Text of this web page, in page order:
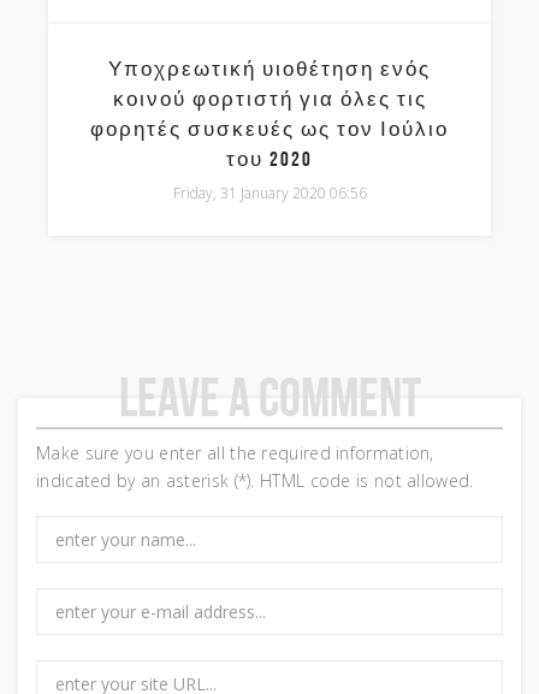
Υποχρεωτική υιοθέτηση ενός
κοινού φορτιστή για όλες τις
φορητές συσκευές ως τον Ιούλιο
του 2020
Friday, 31 January 2020 06:56
Leave a comment
Make sure you enter all the required information,
indicated by an asterisk (*). HTML code is not allowed.